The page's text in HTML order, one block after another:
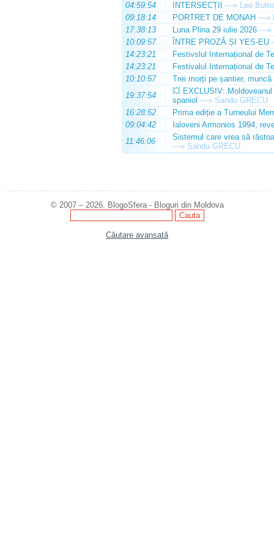
04:59:54
INTERSECȚII —» Leo
09:18:14
PORTRET DE MONAH —»
17:38:13
Luna Plina 29 iulie 2026 —»
10:09:57
ÎNTRE PROZĂ ȘI YES-EU
14:23:21
Festivslul Internațional de
14:23:21
Festivalul Internațional de
10:10:57
Trei morți pe șantier, muncă
19:37:54
💥 EXCLUSIV:
spaniol —» Sandu GRECU
16:28:52
Prima ediție a Turneului
09:04:42
Ialoveni Armonios 1994,
11:46:06
Sistemul care vrea să
—» Sandu GRECU
© 2007 – 2026. BlogoSfera - Bloguri din Moldova
Căutare avansată